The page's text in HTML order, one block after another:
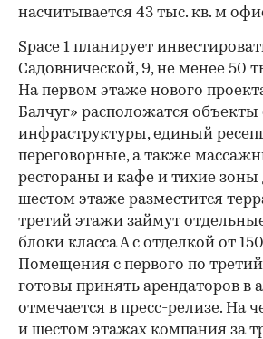
насчитывается 43 тыс. кв. м
Space 1 планирует
Садовнической, 9, не менее 50
На первом этаже нового
Балчуг» расположатся
инфраструктуры, единый
переговорные, а также
рестораны и кафе и тихие зоны
шестом этаже разместится
третий этажи займут
блоки класса А с отделкой от
Помещения с первого по
готовы принять арендаторов в
отмечается в пресс-релизе. На
и шестом этажах компания за